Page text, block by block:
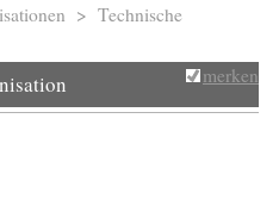
> Technische
merken